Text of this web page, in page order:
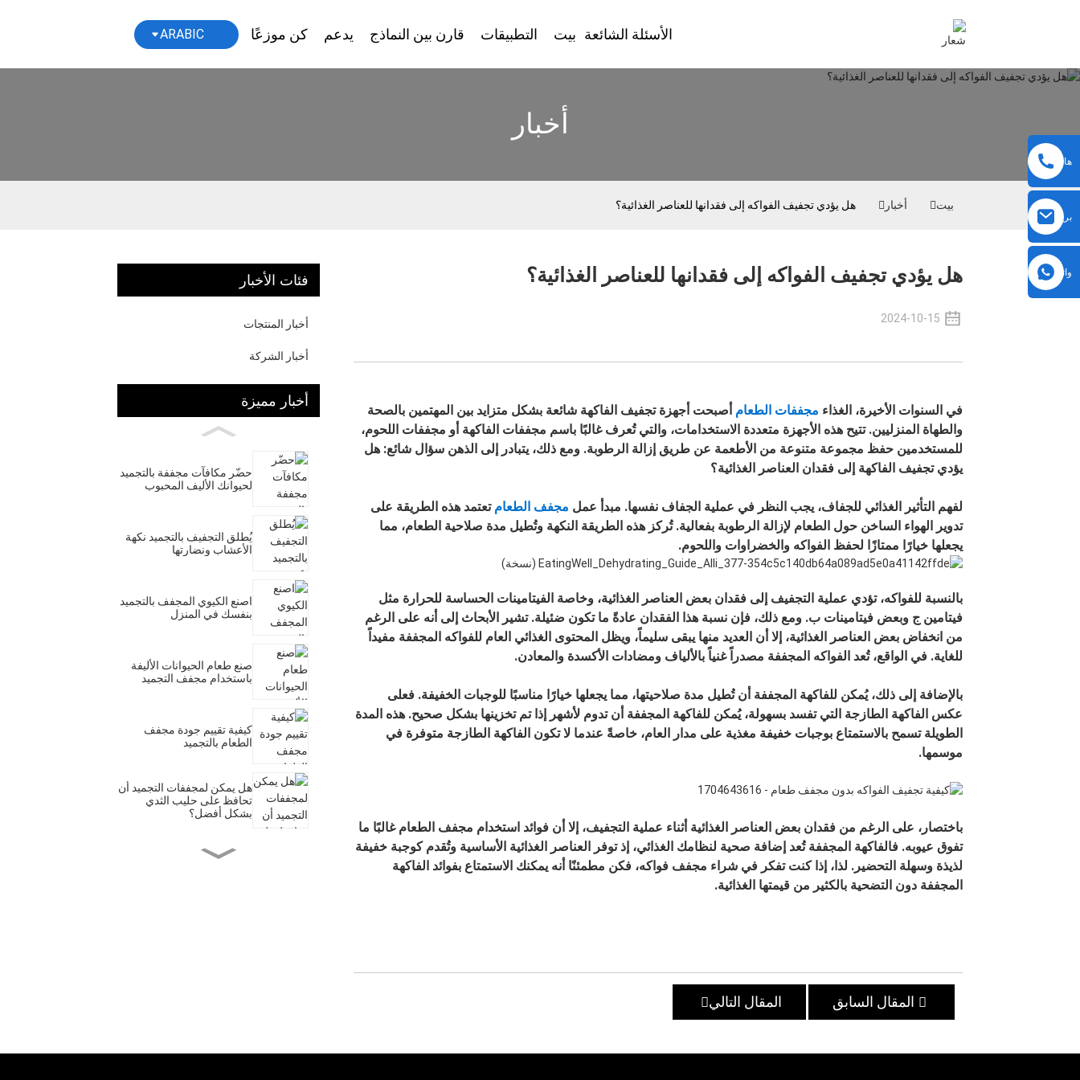
الأسئلة الشائعة بيت التطبيقات قارن بين النماذج يدعم كن موزعًا ARABIC
هاتف
بريد
إلكتروني
واتساب
أخبار
بيت أخبار هل يؤدي تجفيف الفواكه إلى فقدانها للعناصر الغذائية؟
فئات الأخبار
أخبار المنتجات
أخبار الشركة
أخبار مميزة
حضّر مكافآت مجففة بالتجميد
لحيوانك الأليف المحبوب
يُطلق التجفيف بالتجميد نكهة
الأعشاب ونضارتها
اصنع الكيوي المجفف بالتجميد
بنفسك في المنزل
صنع طعام الحيوانات الأليفة
باستخدام مجفف التجميد
كيفية تقييم جودة مجفف
الطعام بالتجميد
هل يمكن لمجففات التجميد أن
تحافظ على حليب الثدي
بشكل أفضل؟
ما الفرق بين مجفف التجميد
ما هي استخدامات مجففات
هل يؤدي تجفيف الفواكه إلى فقدانها للعناصر الغذائية؟
2024-10-15
في السنوات الأخيرة، الغذاء مجففات الطعام أصبحت أجهزة تجفيف الفاكهة شائعة بشكل متزايد بين المهتمين بالصحة
والطهاة المنزليين. تتيح هذه الأجهزة متعددة الاستخدامات، والتي تُعرف غالبًا باسم مجففات الفاكهة أو مجففات اللحوم،
للمستخدمين حفظ مجموعة متنوعة من الأطعمة عن طريق إزالة الرطوبة. ومع ذلك، يتبادر إلى الذهن سؤال شائع: هل
يؤدي تجفيف الفاكهة إلى فقدان العناصر الغذائية؟
لفهم التأثير الغذائي للجفاف، يجب النظر في عملية الجفاف نفسها. مبدأ عمل مجفف الطعام تعتمد هذه الطريقة على
تدوير الهواء الساخن حول الطعام لإزالة الرطوبة بفعالية. تُركز هذه الطريقة النكهة وتُطيل مدة صلاحية الطعام، مما
يجعلها خيارًا ممتازًا لحفظ الفواكه والخضراوات واللحوم.
بالنسبة للفواكه، تؤدي عملية التجفيف إلى فقدان بعض العناصر الغذائية، وخاصة الفيتامينات الحساسة للحرارة مثل
فيتامين ج وبعض فيتامينات ب. ومع ذلك، فإن نسبة هذا الفقدان عادةً ما تكون ضئيلة. تشير الأبحاث إلى أنه على الرغم
من انخفاض بعض العناصر الغذائية، إلا أن العديد منها يبقى سليماً، ويظل المحتوى الغذائي العام للفواكه المجففة مفيداً
للغاية. في الواقع، تُعد الفواكه المجففة مصدراً غنياً بالألياف ومضادات الأكسدة والمعادن.
بالإضافة إلى ذلك، يُمكن للفاكهة المجففة أن تُطيل مدة صلاحيتها، مما يجعلها خيارًا مناسبًا للوجبات الخفيفة. فعلى
عكس الفاكهة الطازجة التي تفسد بسهولة، يُمكن للفاكهة المجففة أن تدوم لأشهر إذا تم تخزينها بشكل صحيح. هذه المدة
الطويلة تسمح بالاستمتاع بوجبات خفيفة مغذية على مدار العام، خاصةً عندما لا تكون الفاكهة الطازجة متوفرة في
موسمها.
باختصار، على الرغم من فقدان بعض العناصر الغذائية أثناء عملية التجفيف، إلا أن فوائد استخدام مجفف الطعام غالبًا ما
تفوق عيوبه. فالفاكهة المجففة تُعد إضافة صحية لنظامك الغذائي، إذ توفر العناصر الغذائية الأساسية وتُقدم كوجبة خفيفة
لذيذة وسهلة التحضير. لذا، إذا كنت تفكر في شراء مجفف فواكه، فكن مطمئنًا أنه يمكنك الاستمتاع بفوائد الفاكهة
المجففة دون التضحية بالكثير من قيمتها الغذائية.
المقال السابق المقال التالي